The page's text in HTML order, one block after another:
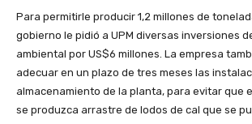
Para permitirle producir 1,2 millones de
gobierno le pidió a UPM diversas inversiones
ambiental por US$6 millones. La empresa
adecuar en un plazo de tres meses las
almacenamiento de la planta, para evitar que
se produzca arrastre de lodos de cal que se